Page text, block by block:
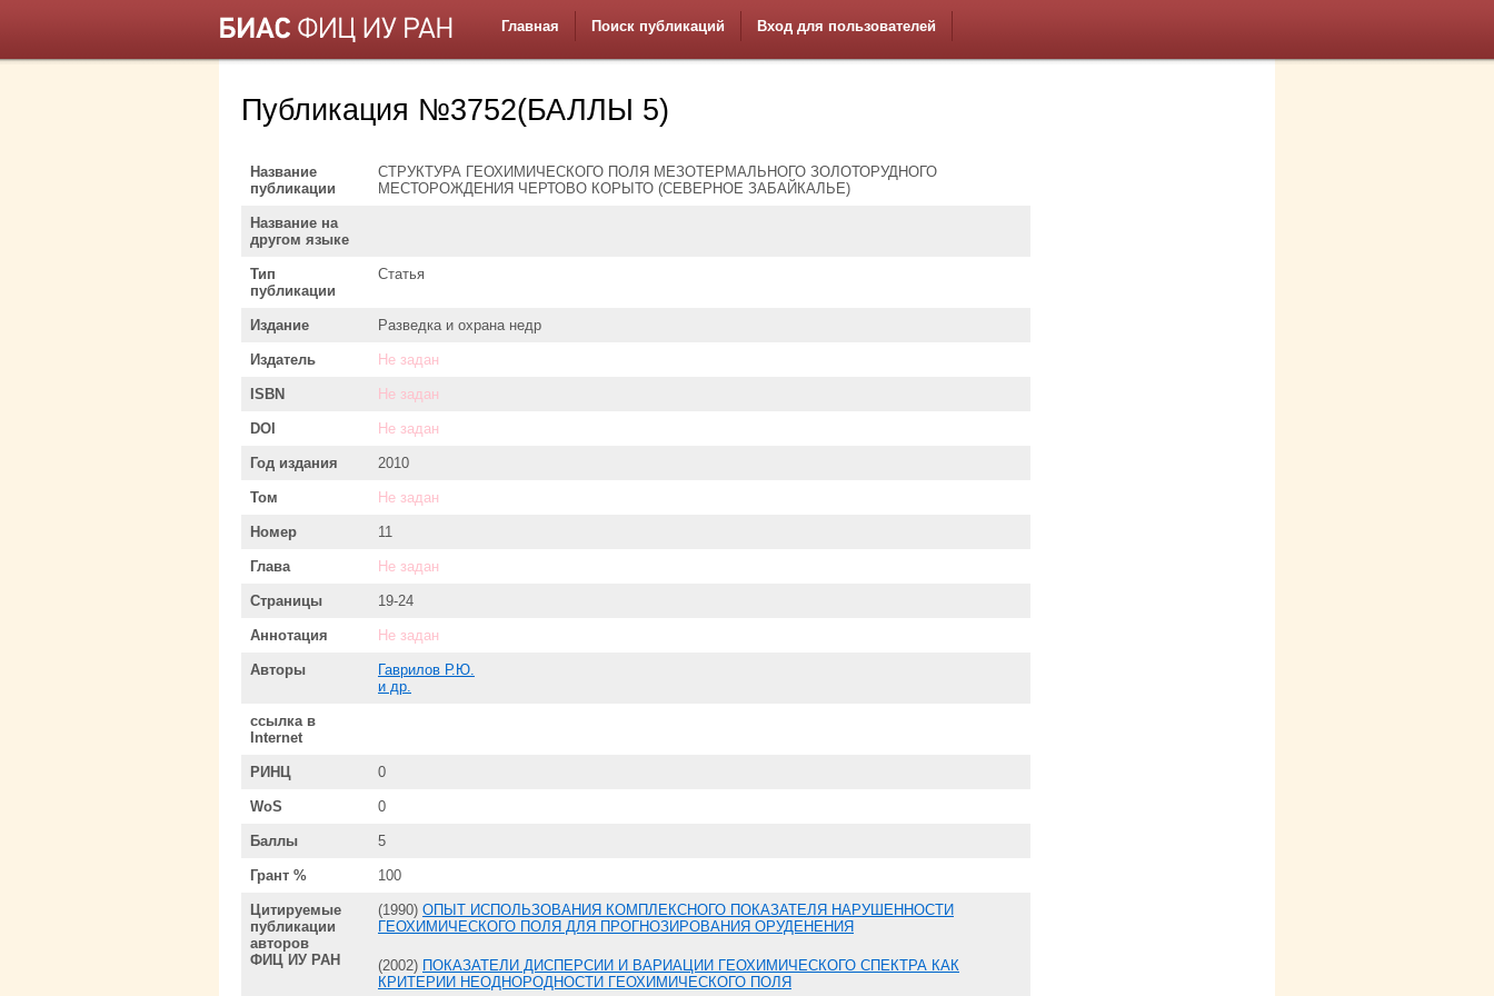
Главная Поиск публикаций Вход для пользователей
Публикация №3752(БАЛЛЫ 5)
Название
публикации
СТРУКТУРА ГЕОХИМИЧЕСКОГО ПОЛЯ МЕЗОТЕРМАЛЬНОГО ЗОЛОТОРУДНОГО
МЕСТОРОЖДЕНИЯ ЧЕРТОВО КОРЫТО (СЕВЕРНОЕ ЗАБАЙКАЛЬЕ)
Название на
другом языке
Тип
публикации
Статья
Издание Разведка и охрана недр
Издатель Не задан
ISBN Не задан
DOI Не задан
Год издания 2010
Том Не задан
Номер 11
Глава Не задан
Страницы 19-24
Аннотация Не задан
Авторы
Гаврилов Р.Ю.
и др.
ссылка в
Internet
РИНЦ 0
WoS 0
Баллы 5
Грант % 100
Цитируемые
публикации
авторов
ФИЦ ИУ РАН
(1990) ОПЫТ ИСПОЛЬЗОВАНИЯ КОМПЛЕКСНОГО ПОКАЗАТЕЛЯ НАРУШЕННОСТИ
ГЕОХИМИЧЕСКОГО ПОЛЯ ДЛЯ ПРОГНОЗИРОВАНИЯ ОРУДЕНЕНИЯ
(2002) ПОКАЗАТЕЛИ ДИСПЕРСИИ И ВАРИАЦИИ ГЕОХИМИЧЕСКОГО СПЕКТРА КАК
КРИТЕРИИ НЕОДНОРОДНОСТИ ГЕОХИМИЧЕСКОГО ПОЛЯ